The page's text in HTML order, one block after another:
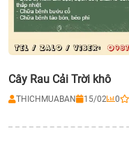
Cây Rau Cải Trời khô
THICHMUABAN 15/02 0